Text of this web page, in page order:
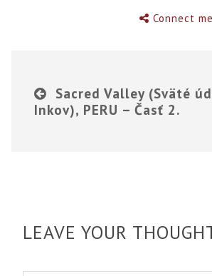
Connect me
Sacred Valley (Sväté
Inkov), PERU – Časť 2.
LEAVE YOUR